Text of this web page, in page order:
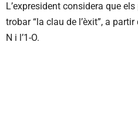
L’expresident considera que
trobar “la clau de l’èxit”, a
N i l’1-O.